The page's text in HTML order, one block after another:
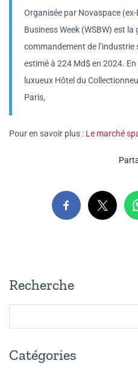
Organisée par Novaspace
Business Week (WSBW) est
commandement de
estimé à 224 Md$ en 2024.
luxueux Hôtel du
Paris,
Pour en savoir plus : Le marché
Recherche
Catégories